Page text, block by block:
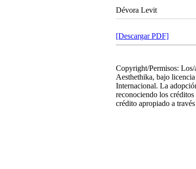
Dévora Levit
[Descargar PDF]
Copyright/Permisos:
Aesthethika, bajo
Internacional. La
reconociendo los
crédito apropiado a